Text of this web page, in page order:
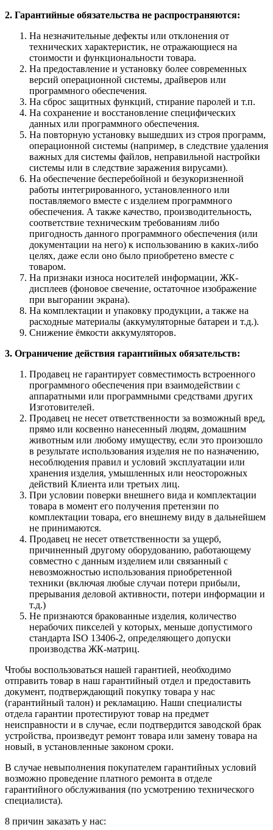
2. Гарантийные обязательства не распространяются:
На незначительные дефекты или отклонения от
технических характеристик, не отражающиеся на
стоимости и функциональности товара.
На предоставление и установку более современных
версий операционной системы, драйверов или
программного обеспечения.
На сброс защитных функций, стирание паролей и т.п.
На сохранение и восстановление специфических
данных или программного обеспечения.
На повторную установку вышедших из строя программ,
операционной системы (например, в следствие удаления
важных для системы файлов, неправильной настройки
системы или в следствие заражения вирусами).
На обеспечение бесперебойной и безукоризненной
работы интегрированного, установленного или
поставляемого вместе с изделием программного
обеспечения. А также качество, производительность,
соответствие техническим требованиям либо
пригодность данного программного обеспечения (или
документации на него) к использованию в каких-либо
целях, даже если оно было приобретено вместе с
товаром.
На признаки износа носителей информации, ЖК-
дисплеев (фоновое свечение, остаточное изображение
при выгорании экрана).
На комплектации и упаковку продукции, а также на
расходные материалы (аккумуляторные батареи и т.д.).
Снижение ёмкости аккумуляторов.
3. Ограничение действия гарантийных обязательств:
Продавец не гарантирует совместимость встроенного
программного обеспечения при взаимодействии с
аппаратными или программными средствами других
Изготовителей.
Продавец не несет ответственности за возможный вред,
прямо или косвенно нанесенный людям, домашним
животным или любому имуществу, если это произошло
в результате использования изделия не по назначению,
несоблюдения правил и условий эксплуатации или
хранения изделия, умышленных или неосторожных
действий Клиента или третьих лиц.
При условии поверки внешнего вида и комплектации
товара в момент его получения претензии по
комплектации товара, его внешнему виду в дальнейшем
не принимаются.
Продавец не несет ответственности за ущерб,
причиненный другому оборудованию, работающему
совместно с данным изделием или связанный с
невозможностью использования приобретенной
техники (включая любые случаи потери прибыли,
прерывания деловой активности, потери информации и
т.д.)
Не признаются бракованные изделия, количество
нерабочих пикселей у которых, меньше допустимого
стандарта ISO 13406-2, определяющего допуски
производства ЖК-матриц.
Чтобы воспользоваться нашей гарантией, необходимо
отправить товар в наш гарантийный отдел и предоставить
документ, подтверждающий покупку товара у нас
(гарантийный талон) и рекламацию. Наши специалисты
отдела гарантии протестируют товар на предмет
неисправности и в случае, если подтвердится заводской брак
устройства, произведут ремонт товара или замену товара на
новый, в установленные законом сроки.
В случае невыполнения покупателем гарантийных условий
возможно проведение платного ремонта в отделе
гарантийного обслуживания (по усмотрению технического
специалиста).
8 причин заказать у нас: